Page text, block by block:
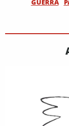
GUERRA